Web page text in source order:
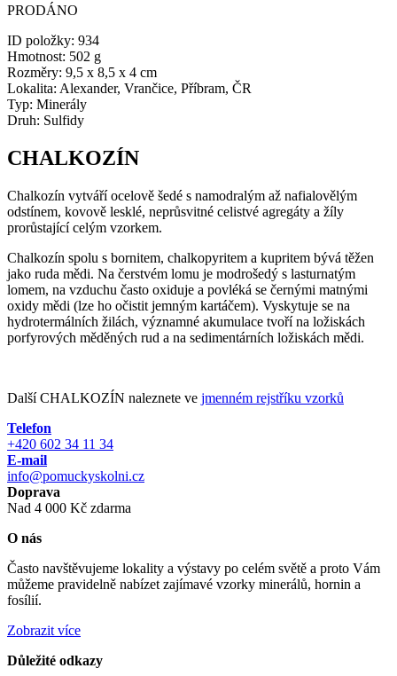
PRODÁNO
ID položky: 934
Hmotnost: 502 g
Rozměry: 9,5 x 8,5 x 4 cm
Lokalita: Alexander, Vrančice, Příbram, ČR
Typ: Minerály
Druh: Sulfidy
CHALKOZÍN
Chalkozín vytváří ocelově šedé s namodralým až nafialovělým
odstínem, kovově lesklé, neprůsvitné celistvé agregáty a žíly
prorůstající celým vzorkem.
Chalkozín spolu s bornitem, chalkopyritem a kupritem bývá těžen
jako ruda mědi. Na čerstvém lomu je modrošedý s lasturnatým
lomem, na vzduchu často oxiduje a povléká se černými matnými
oxidy mědi (lze ho očistit jemným kartáčem). Vyskytuje se na
hydrotermálních žilách, významné akumulace tvoří na ložiskách
porfyrových měděných rud a na sedimentárních ložiskách mědi.
Další CHALKOZÍN naleznete ve jmenném rejstříku vzorků
Telefon
+420 602 34 11 34
E-mail
info@pomuckyskolni.cz
Doprava
Nad 4 000 Kč zdarma
O nás
Často navštěvujeme lokality a výstavy po celém světě a proto Vám
můžeme pravidelně nabízet zajímavé vzorky minerálů, hornin a
fosílií.
Zobrazit více
Důležité odkazy